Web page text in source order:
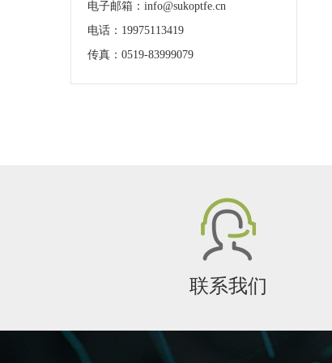
电子邮箱：info@sukoptfe.cn
电话：19975113419
传真：0519-83999079
联系我们